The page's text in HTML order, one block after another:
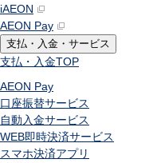
iAEON
AEON Pay
支払・入金・サービス
支払・入金TOP
AEON Pay
口座振替サービス
自動入金サービス
WEB即時決済サービス
スマホ決済アプリ